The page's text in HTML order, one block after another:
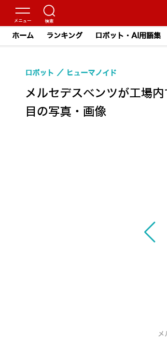
ホーム ランキング ロボット・AI用語集
メルセデスベンツが工場
目の写真・画像
ロボット ヒューマノイド
メ